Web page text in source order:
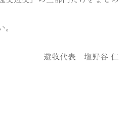
。
遊牧代表 塩野谷 仁